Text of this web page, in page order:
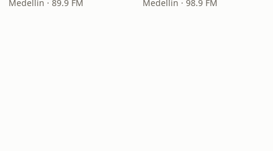
Medellín · 89.9 FM Medellín · 98.9 FM